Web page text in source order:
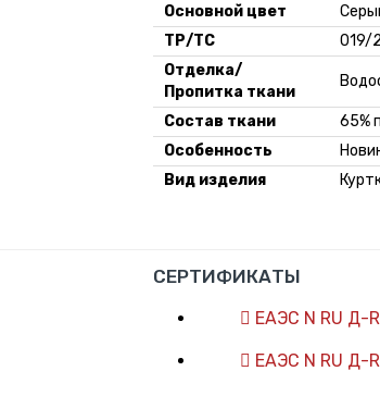
Основной цвет
ТР/ТС
019/
Отделка/
Пропитка ткани
Состав ткани
65%
Особенность
Вид изделия
СЕРТИФИКАТЫ
ЕАЭС N RU Д-
ЕАЭС N RU Д-